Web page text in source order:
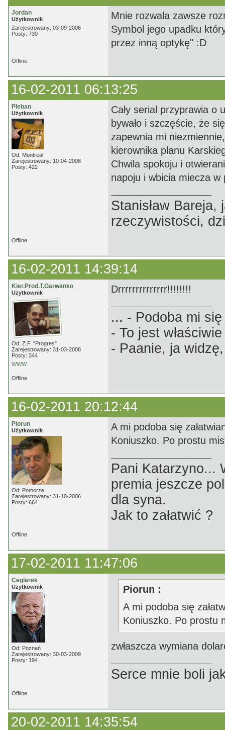
Jordan
Użytkownik
Zarejestrowany: 03-09-2006
Posty: 730
Mnie rozwala zawsze
Symbol jego upadku
przez inną optykę" :D
Offline
16-02-2011 06:13:25
Pleban
Użytkownik
Od: Montreal
Zarejestrowany: 10-04-2008
Posty: 422
Cały serial przyprawia o
bywało i szczęście, że
zapewnia mi
kierownika planu
Chwila spokoju i
napoju i wbicia miecza
Stanisław
rzeczywistości,
Offline
16-02-2011 14:39:14
Kier.Prod.T.Garwanko
Użytkownik
Od: Z.F. "Progres"
Zarejestrowany: 31-03-2008
Posty: 344
WWW
Drrrrrrrrrrrrrr!!!!!!!!
... - Podoba mi
- To jest
- Paanie, ja
Offline
16-02-2011 20:12:44
Piorun
Użytkownik
Od: Pomorze
Zarejestrowany: 31-10-2006
Posty: 664
A mi podoba się
Koniuszko. Po prostu
Pani Katarzyno...
premia jeszcze
dla syna.
Jak to załatwić ?
Offline
17-02-2011 11:47:06
Ceglarek
Użytkownik
Od: Poznań
Zarejestrowany: 30-03-2009
Posty: 194
Piorun :
A mi podoba się
Koniuszko. Po prostu
zwłaszcza wymiana
Serce mnie boli
Offline
20-02-2011 14:35:54